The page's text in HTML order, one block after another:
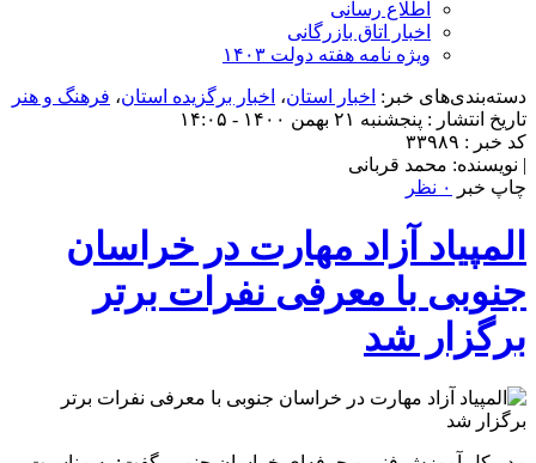
اطلاع رسانی
اخبار اتاق بازرگانی
ویژه نامه هفته دولت ۱۴۰۳
دسته‌بندی‌های خبر: اخبار استان، اخبار برگزیده استان، فرهنگ و هنر
تاریخ انتشار : پنجشنبه ۲۱ بهمن ۱۴۰۰ - ۱۴:۰۵
کد خبر : ۳۳۹۸۹
| نویسنده: محمد قربانی
چاپ خبر
۰ نظر
المپیاد آزاد مهارت در خراسان
جنوبی با معرفی نفرات برتر
برگزار شد